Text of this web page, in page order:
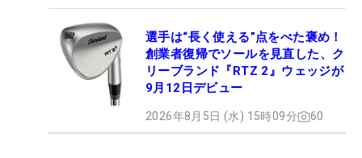
選手は“長く使える”点をべた褒め！
創業者復帰でソールを見直した、ク
リーブランド『RTZ 2』ウェッジが
9月12日デビュー
2026年8月5日 (水) 15時09分 60